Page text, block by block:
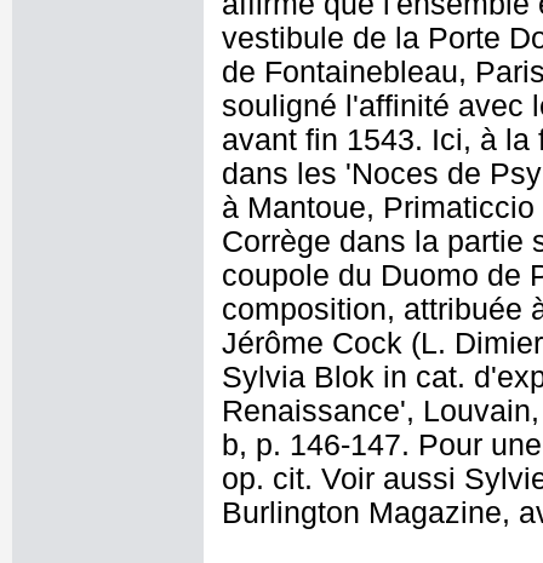
vestibule de la Porte
de Fontainebleau,
souligné l'affinité avec
avant fin 1543. Ici, à la
dans les 'Noces de
à Mantoue,
Corrège dans la partie
coupole du Duomo de
composition, attribuée
Jérôme Cock (L.
Sylvia Blok in cat.
Renaissance',
b, p. 146-147. Pour
op. cit. Voir aussi
Burlington Magazine,